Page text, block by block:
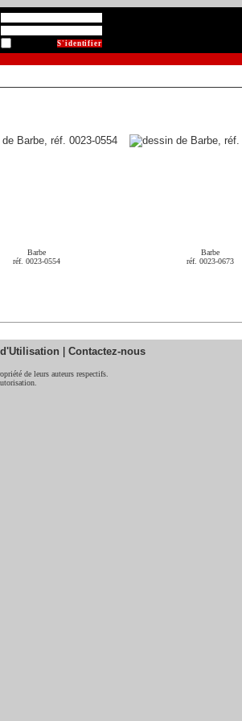
Barbe
réf. 0023-0554
Barbe
réf. 0023-0673
| Contactez-nous
de leurs auteurs respectifs.